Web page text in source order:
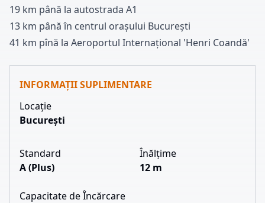
19 km până la autostrada A1
13 km până în centrul orașului București
41 km pînă la Aeroportul Internațional 'Henri Coandă'
INFORMAȚII SUPLIMENTARE
Locație
Bucureşti
Standard
A (Plus)
Înălțime
12 m
Capacitate de Încărcare